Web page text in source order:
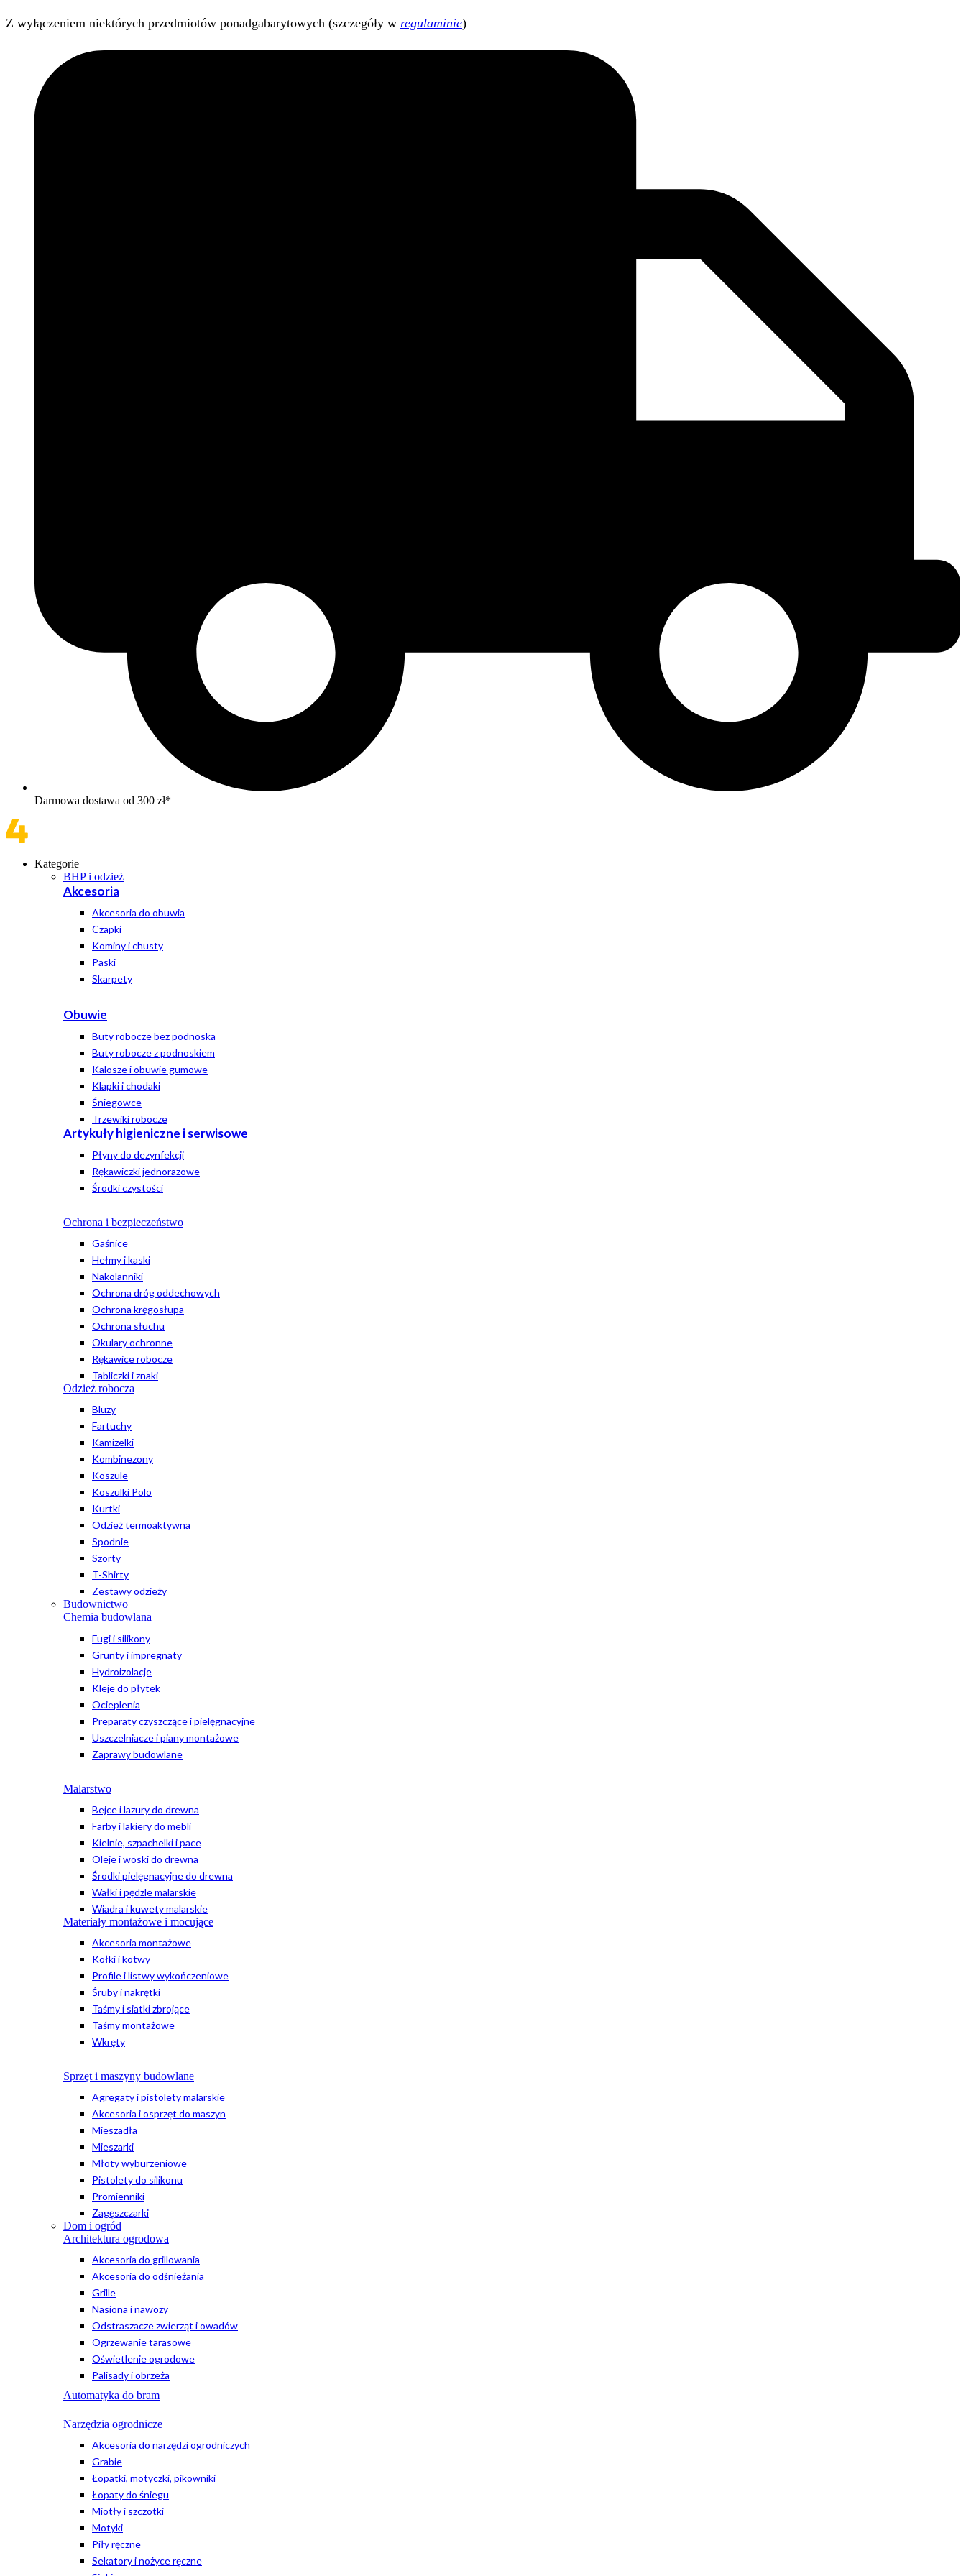
Z wyłączeniem niektórych przedmiotów ponadgabarytowych (szczegóły w regulaminie)
Darmowa dostawa od 300 zł*
Kategorie
BHP i odzież
Akcesoria
Akcesoria do obuwia
Czapki
Kominy i chusty
Paski
Skarpety
Obuwie
Buty robocze bez podnoska
Buty robocze z podnoskiem
Kalosze i obuwie gumowe
Klapki i chodaki
Śniegowce
Trzewiki robocze
Artykuły higieniczne i serwisowe
Płyny do dezynfekcji
Rękawiczki jednorazowe
Środki czystości
Ochrona i bezpieczeństwo
Gaśnice
Hełmy i kaski
Nakolanniki
Ochrona dróg oddechowych
Ochrona kręgosłupa
Ochrona słuchu
Okulary ochronne
Rękawice robocze
Tabliczki i znaki
Odzież robocza
Bluzy
Fartuchy
Kamizelki
Kombinezony
Koszule
Koszulki Polo
Kurtki
Odzież termoaktywna
Spodnie
Szorty
T-Shirty
Zestawy odzieży
Budownictwo
Chemia budowlana
Fugi i silikony
Grunty i impregnaty
Hydroizolacje
Kleje do płytek
Ocieplenia
Preparaty czyszczące i pielęgnacyjne
Uszczelniacze i piany montażowe
Zaprawy budowlane
Malarstwo
Bejce i lazury do drewna
Farby i lakiery do mebli
Kielnie, szpachelki i pace
Oleje i woski do drewna
Środki pielęgnacyjne do drewna
Wałki i pędzle malarskie
Wiadra i kuwety malarskie
Materiały montażowe i mocujące
Akcesoria montażowe
Kołki i kotwy
Profile i listwy wykończeniowe
Śruby i nakrętki
Taśmy i siatki zbrojące
Taśmy montażowe
Wkręty
Sprzęt i maszyny budowlane
Agregaty i pistolety malarskie
Akcesoria i osprzęt do maszyn
Mieszadła
Mieszarki
Młoty wyburzeniowe
Pistolety do silikonu
Promienniki
Zagęszczarki
Dom i ogród
Architektura ogrodowa
Akcesoria do grillowania
Akcesoria do odśnieżania
Grille
Nasiona i nawozy
Odstraszacze zwierząt i owadów
Ogrzewanie tarasowe
Oświetlenie ogrodowe
Palisady i obrzeża
Automatyka do bram
Narzędzia ogrodnicze
Akcesoria do narzędzi ogrodniczych
Grabie
Łopatki, motyczki, pikowniki
Łopaty do śniegu
Miotły i szczotki
Motyki
Piły ręczne
Sekatory i nożyce ręczne